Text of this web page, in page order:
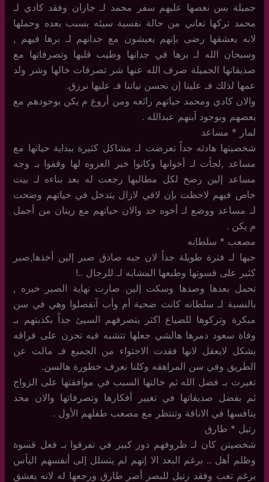
جميلة بس نغصها عليهم سفر محمد لـ جازان وفقد كادي لـ
محمد تركها تعاني من حالة نفسية سيئه بسبب بعده وحملها
لانه يعشقها رضى بإنهم يعيشون مع جدانهم لـ برها فيهم ,
وسبحان الله لـ برها في جدانها وطيب قلبها وتصرفاتها مع
صديقاتها الجميلة صرف الله عنها شر تصرفات خالها وشر ولد
عمها لذلك فـ علينا إن نحسن نياتنا فـ عليها نرزق.
والان كادي ومحمد حياتهم رائعه ومن أروع م يكن بوجودهم مع
بعضهم وبوجود آبنهم عبدالله .
لمار * مساعد
شخصيتها هادئه جداً تعرضت لـ مشاكل كثيرة ببداية حياتها مع
مساعد ,لجأت لـ أخوانها وكانوا خير العزوه لها وقفوا بـ وجه
مساعد إلين رضخ لكل مطالبها رجعت له بعد بناءه لـ بيت
خاص فيهم لاحظت بإن لافي لازال يتدخل في حياتهم وضحت
لـ مساعد ووضع لـ أخوه حد والان حياتهم مع ريتان من أجمل
م يكن .
مصعب * سلطانه
حبها لـ فترة طويلة جداً لان حبه صادق صبر إلين أخذها,صبر
كثير على قسوتها وطبعها المشابه لـ للرجال ..!
تحمل بعدها وصدها وسكت إلين صارت نهاية الصبر خيره ,
بالنسبة لـ سلطانه كانت ضحية أم وأب آنفصلوا وهي في سن
مبكرة وتركوها للضياع اكثر بتصرفهم السيئ جداً بكذبتهم بـ
وفاة سعود دمرها هالشي جعلها تتشبه فيه تحزن على فراقه
بشكل لايعقل لانها فقدت الاحتواء من الجميع فـ مالت عن
الطريق وفي سن المراهقه وكلنا نعرف خطورة هالسن.
تغيرت بـ فضل الله ثم خالتها السبب في موافقتها على الزواج
ثم بفضل صديقاتها في تغيير أفكارها وتصرفاتها والان محد
ينافسها في الاناقة وتنتظر مع مصعب طفلهم الأول .
رتيل * طارق
شخصيتن كان لـ ظروفهم دور كبير في تفرقوا بـ فعل قسوة
وظلم أهل .. برغم البعد الا إنهم لم يتسلل إلى أنفسهم اليأس
برغم تعب وفقد رتيل للبصر أصر طارق ورجعها له لانه يعشق